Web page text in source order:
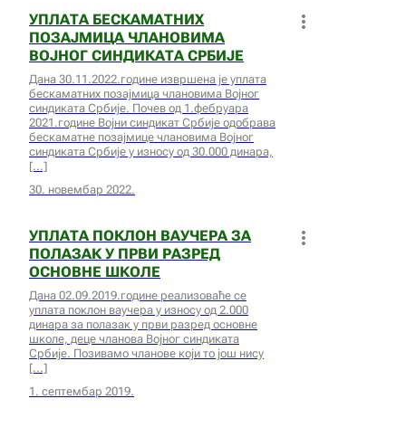
УПЛАТА БЕСКАМАТНИХ
ПОЗАЈМИЦА ЧЛАНОВИМА
ВОЈНОГ СИНДИКАТА СРБИЈЕ
Дана 30.11.2022.године извршена је уплата
бескаматних позајмица члановима Војног
синдиката Србије. Почев од 1.фебруара
2021.године Војни синдикат Србије одобрава
бескаматне позајмице члановима Војног
синдиката Србије у износу од 30.000 динара,
30. новембар 2022.
УПЛАТА ПОКЛОН ВАУЧЕРА ЗА
ПОЛАЗАК У ПРВИ РАЗРЕД
ОСНОВНЕ ШКОЛЕ
Дана 02.09.2019.године реализоваће се
уплата поклон ваучера у износу од 2.000
динара за полазак у први разред основне
школе, деце чланова Војног синдиката
Србије. Позивамо чланове који то још нису
1. септембар 2019.